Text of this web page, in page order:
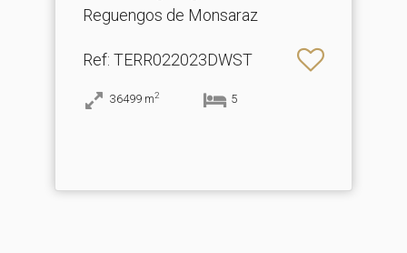
Reguengos de Monsaraz
Ref: TERR022023DWST
36499 m2 5